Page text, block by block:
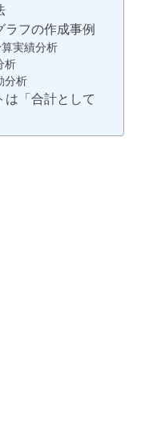
ラフの作成事例
実績分析
析
分析
は「合計として